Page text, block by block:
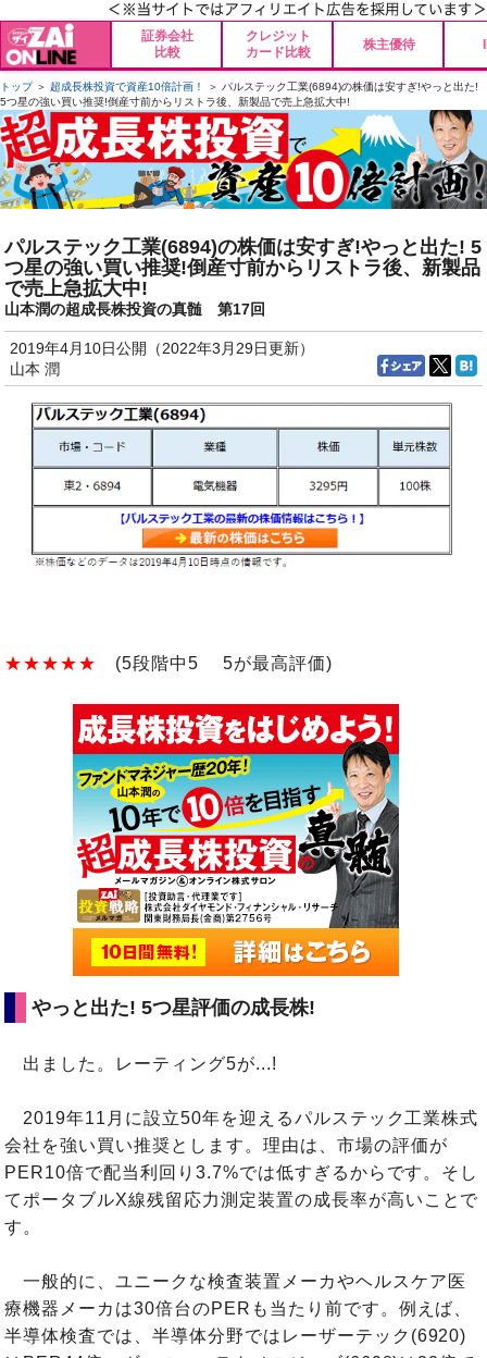
証券会社
比較
クレジット
カード比較
株主優待
トップ＞ 超成長株投資で資産10倍計画！
＞ パルステック工業(6894)の株価は安すぎ!やっと出た!
5つ星の強い買い推奨!倒産寸前からリストラ後、新製品で売上急拡大中!
パルステック工業(6894)の株価は安すぎ!やっと出た! 5
つ星の強い買い推奨!倒産寸前からリストラ後、新製品
で売上急拡大中!
山本潤の超成長株投資の真髄 第17回
2019年4月10日公開（2022年3月29日更新）
山本 潤
★★★★★ (5段階中5 5が最高評価)
やっと出た! 5つ星評価の成長株!
出ました。レーティング5が...!
2019年11月に設立50年を迎えるパルステック工業株式
会社を強い買い推奨とします。理由は、市場の評価が
PER10倍で配当利回り3.7%では低すぎるからです。そし
てポータブルX線残留応力測定装置の成長率が高いことで
す。
一般的に、ユニークな検査装置メーカやヘルスケア医
療機器メーカは30倍台のPERも当たり前です。例えば、
半導体検査では、半導体分野ではレーザーテック(6920)